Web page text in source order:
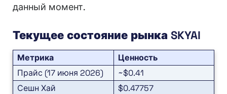
данный момент.
Текущее состояние рынка SKYAI
Метрика
Ценность
Прайс (17 июня 2026)
~$0.41
Сешн Хай
$0.47757